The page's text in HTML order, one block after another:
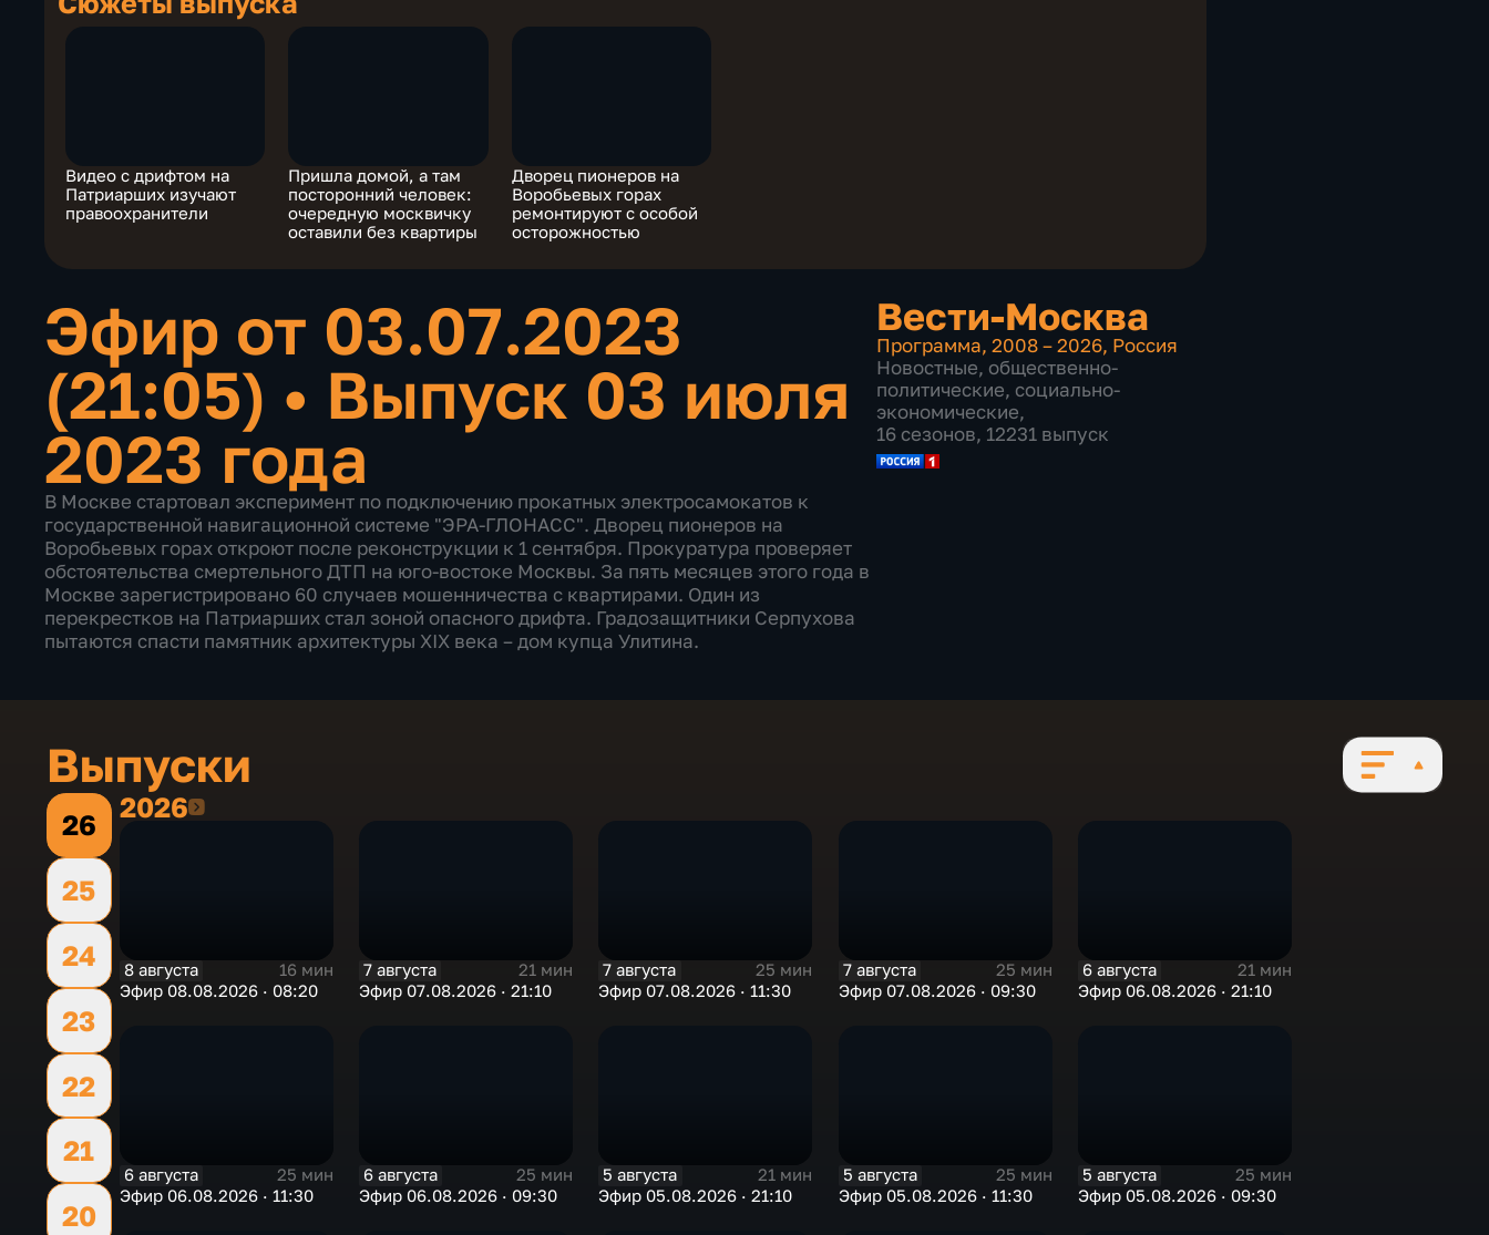
Видео с дрифтом на
Патриарших изучают
правоохранители
Пришла домой, а там
посторонний человек:
очередную москвичку
оставили без квартиры
Дворец пионеров на
Воробьевых горах
ремонтируют с особой
осторожностью
Эфир от 03.07.2023
(21:05) • Выпуск 03 июля
2023 года
В Москве стартовал эксперимент по подключению прокатных электросамокатов к
государственной навигационной системе "ЭРА-ГЛОНАСС". Дворец пионеров на
Воробьевых горах откроют после реконструкции к 1 сентября. Прокуратура проверяет
обстоятельства смертельного ДТП на юго-востоке Москвы. За пять месяцев этого года в
Москве зарегистрировано 60 случаев мошенничества с квартирами. Один из
перекрестков на Патриарших стал зоной опасного дрифта. Градозащитники Серпухова
пытаются спасти памятник архитектуры XIX века – дом купца Улитина.
Вести-Москва
Программа, 2008 – 2026, Россия
Новостные, общественно-
политические, социально-
экономические,
16 сезонов, 12231 выпуск
Выпуски
26
25
24
23
22
21
20
20262026
8 августа
16 мин
Эфир 08.08.2026 · 08:20
7 августа
21 мин
Эфир 07.08.2026 · 21:10
7 августа
25 мин
Эфир 07.08.2026 · 11:30
7 августа
25 мин
Эфир 07.08.2026 · 09:30
6 августа
21 мин
Эфир 06.08.2026 · 21:10
6 августа
25 мин
Эфир 06.08.2026 · 11:30
6 августа
25 мин
Эфир 06.08.2026 · 09:30
5 августа
21 мин
Эфир 05.08.2026 · 21:10
5 августа
25 мин
Эфир 05.08.2026 · 11:30
5 августа
25 мин
Эфир 05.08.2026 · 09:30